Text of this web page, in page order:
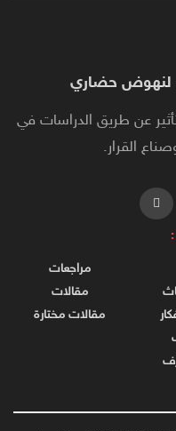
لنهوض حضاري
عن طريق الدراسات في
القرار.
مراجعات
مقالات
مقالات مختارة